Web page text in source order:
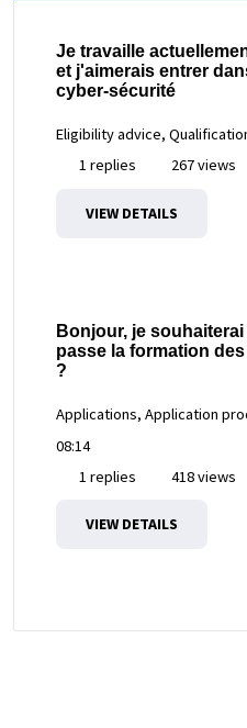
Je travaille
et j'aimerais entrer
cyber-sécurité
Eligibility advice,
1 replies
267 views
VIEW DETAILS
Bonjour, je
passe la formation
?
Applications, Application
08:14
1 replies
418 views
VIEW DETAILS